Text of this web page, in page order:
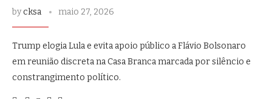
bycksa maio 27, 2026
Trump elogia Lula e evita apoio público a Flávio Bolsonaro
em reunião discreta na Casa Branca marcada por silêncio e
constrangimento político.